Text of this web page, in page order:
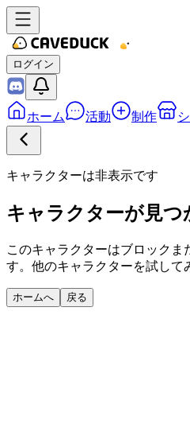
ログイン
ホーム 活動 制作
キャラクターは非表示です
キャラクターが見つ
このキャラクターはブロック
す。他のキャラクターを試して
ホームへ 戻る